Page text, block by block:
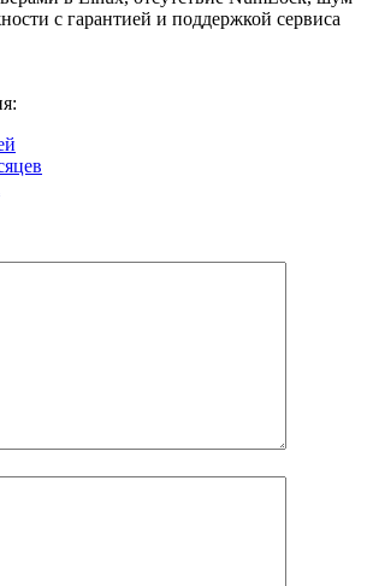
с гарантией и поддержкой сервиса